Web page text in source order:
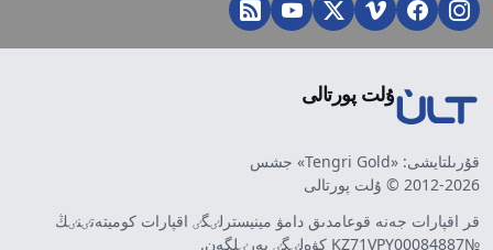
ۇلت پورتالى
قۇرىلتايشى: «Tengri Gold» جشس
2012-2026 © ۇلت پورتالى
قر اقپارات جەنە قوعامدىق دامۋ مينيسترلٸگٸ اقپارات كوميتەتٸنٸڭ
№KZ71VPY00084887 كۋەلٸگٸ بەرٸلگەن.